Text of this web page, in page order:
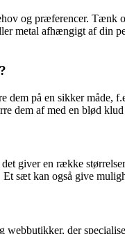
og præferencer.
metal afhængigt af din
på en sikker
dem af med en blød
giver en række
sæt kan også give
der